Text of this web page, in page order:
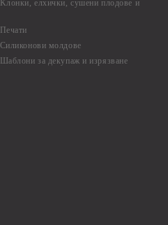
елхички, сушени плодове и
молдове
за декупаж и изрязване